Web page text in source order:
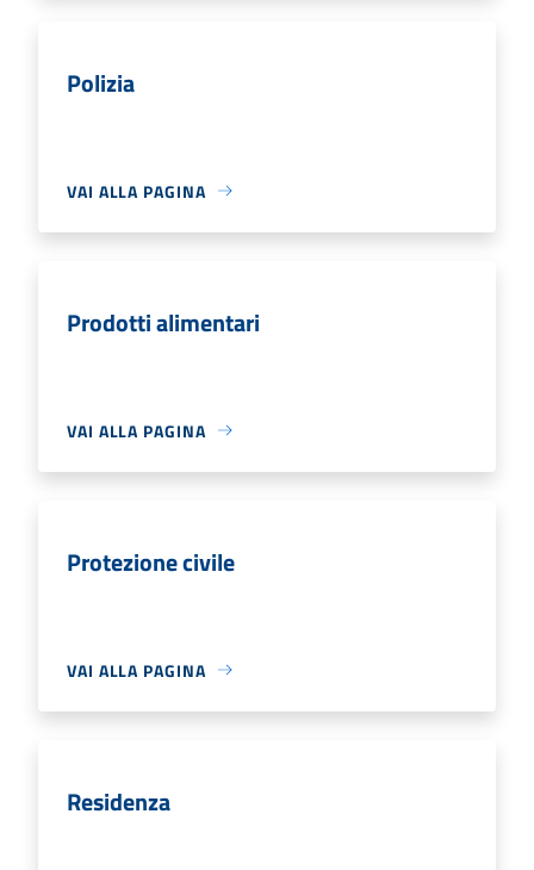
Polizia
VAI ALLA PAGINA
Prodotti alimentari
VAI ALLA PAGINA
Protezione civile
VAI ALLA PAGINA
Residenza